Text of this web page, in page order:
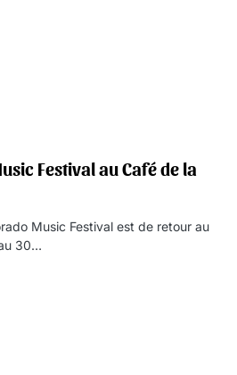
Festival au Café de la
Music Festival est de retour au
30…